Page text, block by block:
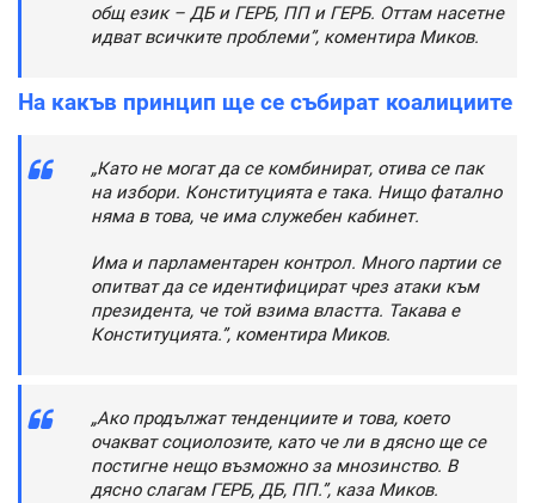
общ език – ДБ и ГЕРБ, ПП и ГЕРБ. Оттам насетне
идват всичките проблеми”, коментира Миков.
На какъв принцип ще се събират коалициите
„Като не могат да се комбинират, отива се пак
на избори. Конституцията е така. Нищо фатално
няма в това, че има служебен кабинет.
Има и парламентарен контрол. Много партии се
опитват да се идентифицират чрез атаки към
президента, че той взима властта. Такава е
Конституцията.”, коментира Миков.
„Ако продължат тенденциите и това, което
очакват социолозите, като че ли в дясно ще се
постигне нещо възможно за мнозинство. В
дясно слагам ГЕРБ, ДБ, ПП.”, каза Миков.